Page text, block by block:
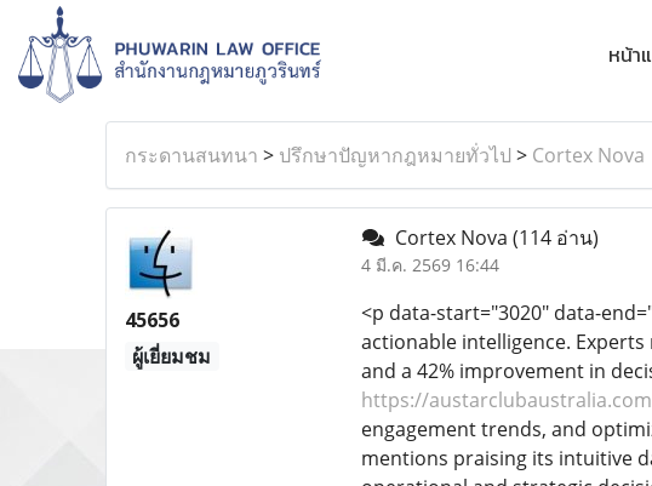
หน้า
กระดานสนทนา > ปรึกษาปัญหากฎหมายทั่วไป > Cortex Nova
45656
ผู้เยี่ยมชม
Cortex Nova (114 อ่าน)
4 มี.ค. 2569 16:44
<p data-start="3020" data-
actionable intelligence.
and a 42% improvement in
https://
engagement trends, and
mentions praising its intuitive